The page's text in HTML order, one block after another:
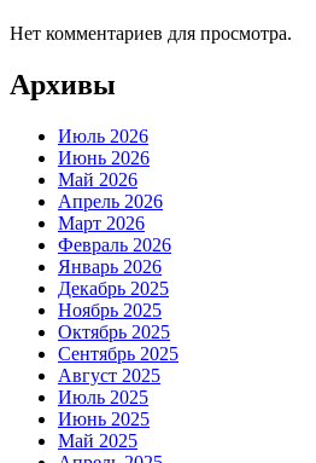
Нет комментариев для просмотра.
Архивы
Июль 2026
Июнь 2026
Май 2026
Апрель 2026
Март 2026
Февраль 2026
Январь 2026
Декабрь 2025
Ноябрь 2025
Октябрь 2025
Сентябрь 2025
Август 2025
Июль 2025
Июнь 2025
Май 2025